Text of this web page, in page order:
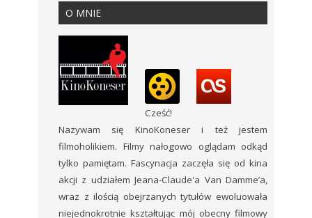
O MNIE
Cześć!
Nazywam się KinoKoneser i też jestem
filmoholikiem. Filmy nałogowo oglądam odkąd
tylko pamiętam. Fascynacja zaczęła się od kina
akcji z udziałem Jeana-Claude'a Van Damme’a,
wraz z ilością obejrzanych tytułów ewoluowała
niejednokrotnie kształtując mój obecny filmowy